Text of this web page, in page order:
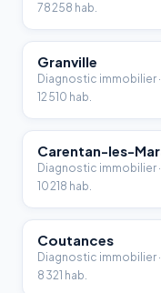
78 258 hab.
Granville
Diagnostic immobilier ·
12 510 hab.
Carentan-les-
Diagnostic immobilier ·
10 218 hab.
Coutances
Diagnostic immobilier ·
8 321 hab.